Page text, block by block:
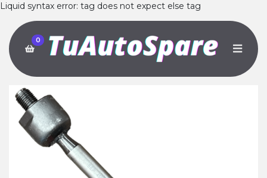
Liquid syntax error: tag does not expect else tag
0